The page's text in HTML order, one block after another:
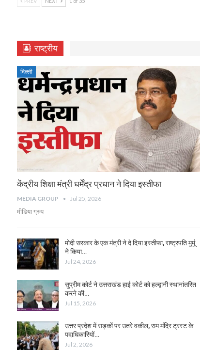
राष्ट्रीय
दिल्ली
केंद्रीय शिक्षा मंत्री धर्मेंद्र प्रधान ने दिया इस्तीफा
MEDIA GROUP Jul 25, 2026
मीडिया ग्रुप
मोदी सरकार के एक मंत्री ने दे दिया इस्तीफा, राष्ट्रपति मुर्मू
ने किया…
Jul 24, 2026
सुप्रीम कोर्ट ने उत्तराखंड हाई कोर्ट को हल्द्वानी स्थानांतरित
करने की…
Jul 15, 2026
उत्तर प्रदेश में सड़कों पर उतरे वकील, राम मंदिर ट्रस्ट के
पदाधिकारियों…
Jul 2, 2026